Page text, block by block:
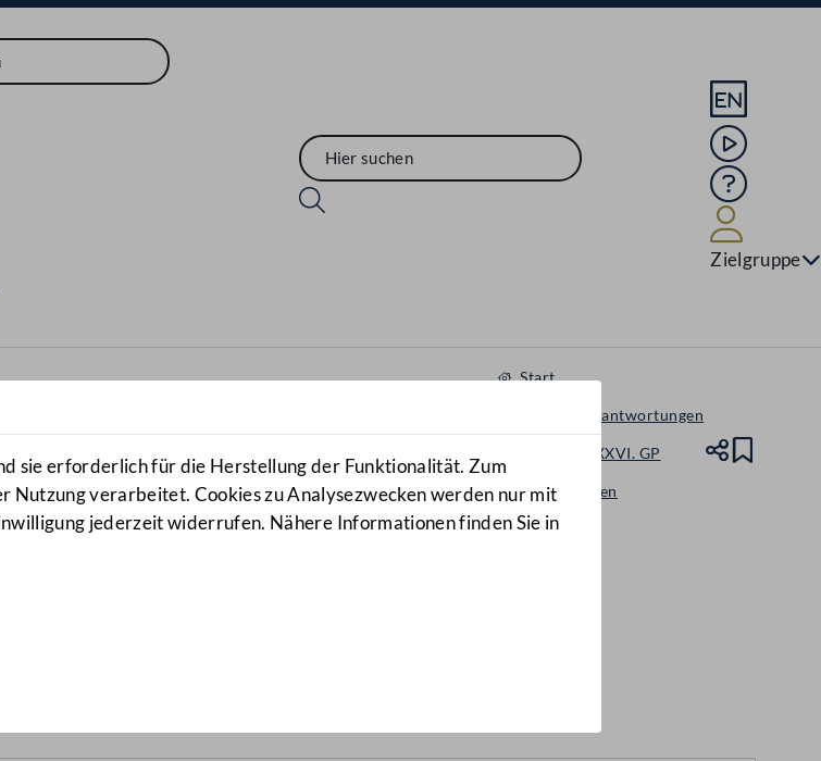
öffnen
Sprache
Mediathek
Hilfe
Zielgruppe
sie erforderlich für die Herstellung der Funktionalität. Zum
Nutzung verarbeitet. Cookies zu Analysezwecken werden nur mit
jederzeit widerrufen. Nähere Informationen finden Sie in
Start
Anfragen & Beantwortungen
Nationalrat - XXVI. GP
Beantwortungen
1713/AB
Klagenfurt